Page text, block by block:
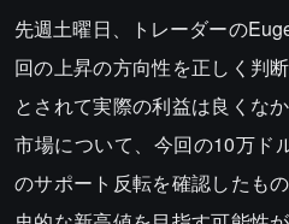
先週土曜日、トレーダーの
回の上昇の方向性を正しく判
とされて実際の利益は良くな
市場について、今回の10万ド
のサポート反転を確認したも